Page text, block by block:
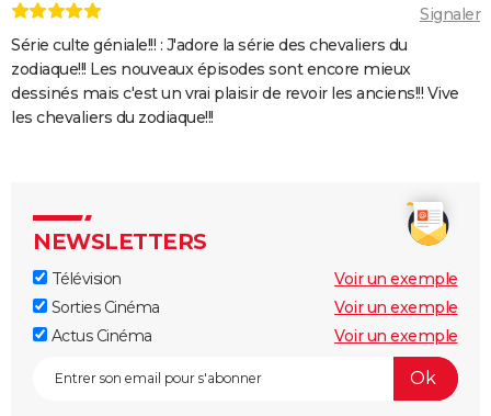
Signaler
Série culte géniale!!! : J'adore la série des chevaliers du
zodiaque!!! Les nouveaux épisodes sont encore mieux
dessinés mais c'est un vrai plaisir de revoir les anciens!!! Vive
les chevaliers du zodiaque!!!
NEWSLETTERS
Télévision
Voir un exemple
Sorties Cinéma
Voir un exemple
Actus Cinéma
Voir un exemple